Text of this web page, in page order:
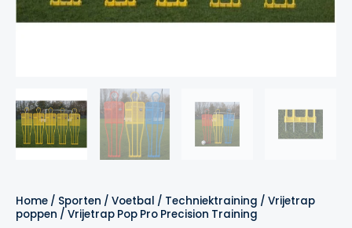
Home / Sporten / Voetbal / Techniektraining / Vrijetrap
poppen / Vrijetrap Pop Pro Precision Training